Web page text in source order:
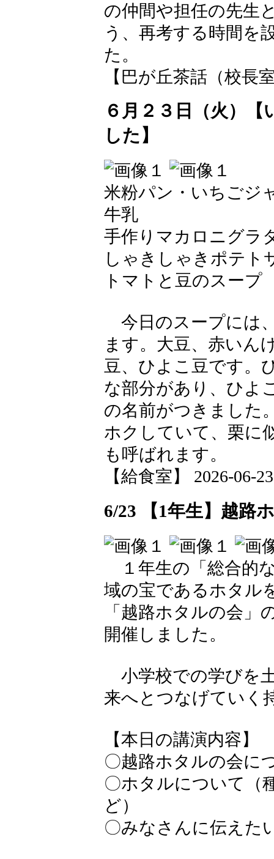
の仲間や担任の先生
う、再考する時間を
た。
【巴が丘茶話（校長
６月２３日（火）
した】
米粉パン・いちごジ
牛乳
手作りマカロニグラ
しゃきしゃきポテト
トマトと豆のスープ
今日のスープには
ます。大豆、赤いん
豆、ひよこ豆です。
な部分があり、ひよ
の名前がつきました
ホクしていて、栗に
も呼ばれます。
【給食室】 2026-06-
6/23 【1年生】越路
１年生の「総合的
域の宝であるホタル
「越路ホタルの会」
開催しました。
小学校での学びを
来へとつなげていく
【本日の講演内容】
〇越路ホタルの会に
〇ホタルについて（
ど）
〇みなさんに伝えた